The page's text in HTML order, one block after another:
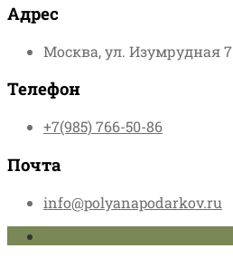
Адрес
Москва, ул. Изумрудная 7
Телефон
+7(985) 766-50-86
Почта
info@polyanapodarkov.ru